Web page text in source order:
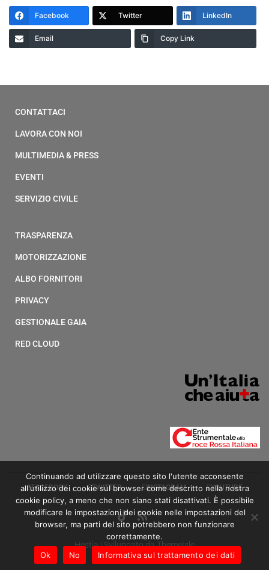
Facebook Twitter LinkedIn
Email Copy Link
CONTATTACI
LAVORA CON NOI
MULTIMEDIA & PRESS
EVENTI
SERVIZIO CIVILE
TRASPARENZA
MOTORIZZAZIONE
ALBO FORNITORI
PRIVACY
GESTIONALE GAIA
RED CLOUD
FACEBOOK TWITTER INSTAGRAM YOUTUBE
Hestia | Sviluppato daThemeIsle
Continuando ad utilizzare questo sito l'utente acconsente
all'utilizzo dei cookie sul browser come descritto nella nostra
cookie policy, a meno che non siano stati disattivati. È possibile
modificare le impostazioni dei cookie nelle impostazioni del
browser, ma parti del sito potrebbero non funzionare
correttamente.
Ok
No Informativa sul trattamento dei dati